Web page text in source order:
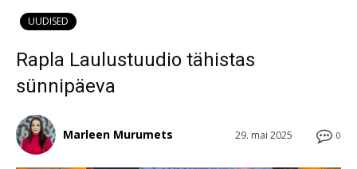
UUDISED
Rapla Laulustuudio tähistas
sünnipäeva
0
29. mai 2025
Marleen Murumets